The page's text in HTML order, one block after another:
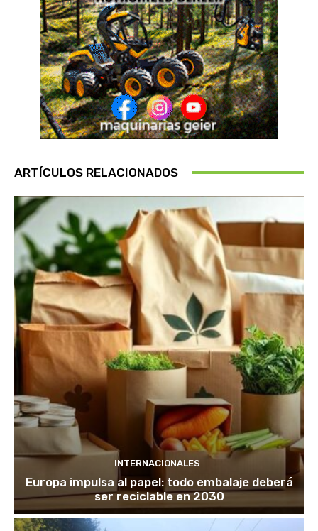
ARTÍCULOS RELACIONADOS
INTERNACIONALES
Europa impulsa al papel: todo embalaje deberá
ser reciclable en 2030